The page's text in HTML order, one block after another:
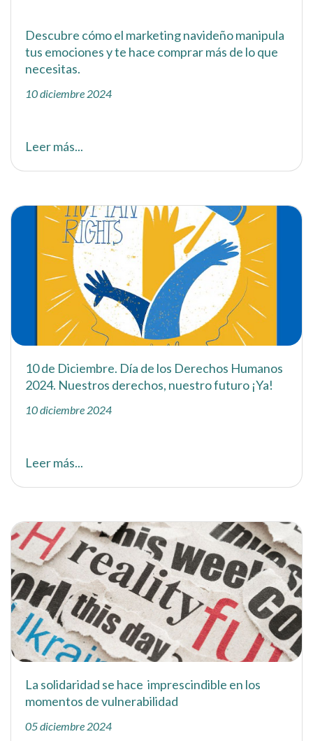
Descubre cómo el marketing navideño manipula
tus emociones y te hace comprar más de lo que
necesitas.
10 diciembre 2024
Leer más...
10 de Diciembre. Día de los Derechos Humanos
2024. Nuestros derechos, nuestro futuro ¡Ya!
10 diciembre 2024
Leer más...
La solidaridad se hace imprescindible en los
momentos de vulnerabilidad
05 diciembre 2024